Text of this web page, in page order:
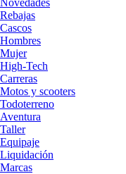
Rebajas
Cascos
Hombres
Mujer
High-Tech
Carreras
Motos y scooters
Todoterreno
Aventura
Taller
Equipaje
Liquidación
Marcas